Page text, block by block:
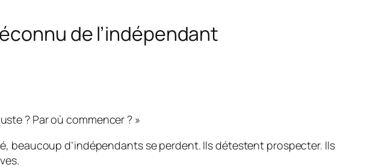
de l’indépendant
? Par où commencer ? »
beaucoup d’indépendants se perdent. Ils détestent prospecter. Ils